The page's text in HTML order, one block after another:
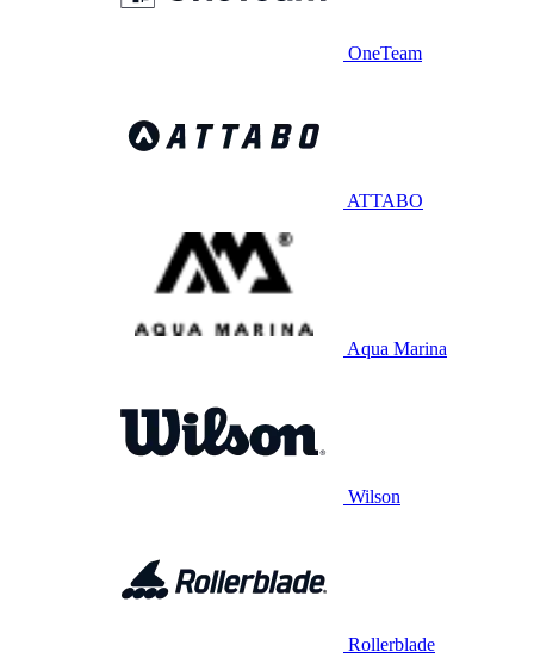
OneTeam
ATTABO
Aqua Marina
Wilson
Rollerblade